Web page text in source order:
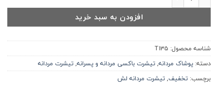
افزودن به سبد خرید
شناسه محصول: T135
دسته: پوشاک مردانه,تیشرت باکسی مردانه و پسرانه,تیشرت مردانه
برچسب: تخفیف,تیشرت مردانه لش